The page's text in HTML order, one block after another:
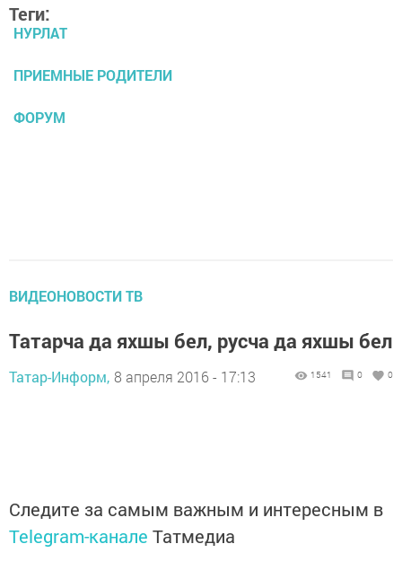
Теги:
НУРЛАТ
ПРИЕМНЫЕ РОДИТЕЛИ
ФОРУМ
ВИДЕОНОВОСТИ ТВ
Татарча да яхшы бел, русча да яхшы бел
Татар-Информ, 8 апреля 2016 - 17:13 1541 0 0
Следите за самым важным и интересным в
Telegram-канале Татмедиа